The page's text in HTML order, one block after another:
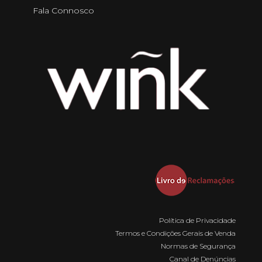
Fala Connosco
Política de Privacidade
Termos e Condições Gerais de Venda
Normas de Segurança
Canal de Denúncias